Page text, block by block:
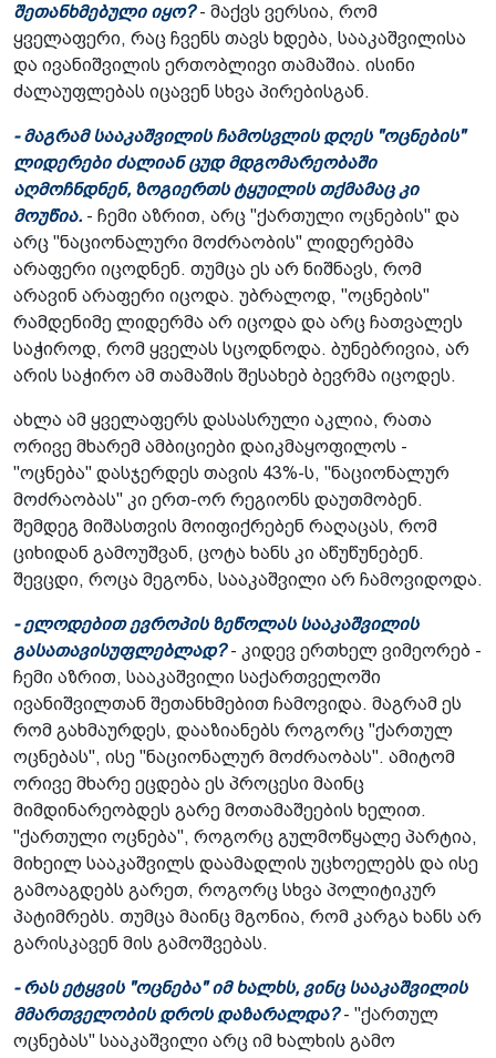
შეთანხმებული იყო?- მაქვს ვერსია, რომ
ყველაფერი, რაც ჩვენს თავს ხდება, სააკაშვილისა
და ივანიშვილის ერთობლივი თამაშია. ისინი
ძალაუფლებას იცავენ სხვა პირებისგან.
- მაგრამ სააკაშვილის ჩამოსვლის დღეს "ოცნების"
ლიდერები ძალიან ცუდ მდგომარეობაში
აღმოჩნდნენ, ზოგიერთს ტყუილის თქმამაც კი
მოუწია. - ჩემი აზრით, არც "ქართული ოცნების" და
არც "ნაციონალური მოძრაობის" ლიდერებმა
არაფერი იცოდნენ. თუმცა ეს არ ნიშნავს, რომ
არავინ არაფერი იცოდა. უბრალოდ, "ოცნების"
რამდენიმე ლიდერმა არ იცოდა და არც ჩათვალეს
საჭიროდ, რომ ყველას სცოდნოდა. ბუნებრივია, არ
არის საჭირო ამ თამაშის შესახებ ბევრმა იცოდეს.
ახლა ამ ყველაფერს დასასრული აკლია, რათა
ორივე მხარემ ამბიციები დაიკმაყოფილოს -
"ოცნება" დასჯერდეს თავის 43%-ს, "ნაციონალურ
მოძრაობას" კი ერთ-ორ რეგიონს დაუთმობენ.
შემდეგ მიშასთვის მოიფიქრებენ რაღაცას, რომ
ციხიდან გამოუშვან, ცოტა ხანს კი აწუწუნებენ.
შევცდი, როცა მეგონა, სააკაშვილი არ ჩამოვიდოდა.
- ელოდებით ევროპის ზეწოლას სააკაშვილის
გასათავისუფლებლად?- კიდევ ერთხელ ვიმეორებ -
ჩემი აზრით, სააკაშვილი საქართველოში
ივანიშვილთან შეთანხმებით ჩამოვიდა. მაგრამ ეს
რომ გახმაურდეს, დააზიანებს როგორც "ქართულ
ოცნებას", ისე "ნაციონალურ მოძრაობას". ამიტომ
ორივე მხარე ეცდება ეს პროცესი მაინც
მიმდინარეობდეს გარე მოთამაშეების ხელით.
"ქართული ოცნება", როგორც გულმოწყალე პარტია,
მიხეილ სააკაშვილს დაამადლის უცხოელებს და ისე
გამოაგდებს გარეთ, როგორც სხვა პოლიტიკურ
პატიმრებს. თუმცა მაინც მგონია, რომ კარგა ხანს არ
გარისკავენ მის გამოშვებას.
- რას ეტყვის "ოცნება" იმ ხალხს, ვინც სააკაშვილის
მმართველობის დროს დაზარალდა?- "ქართულ
ოცნებას" სააკაშვილი არც იმ ხალხის გამო